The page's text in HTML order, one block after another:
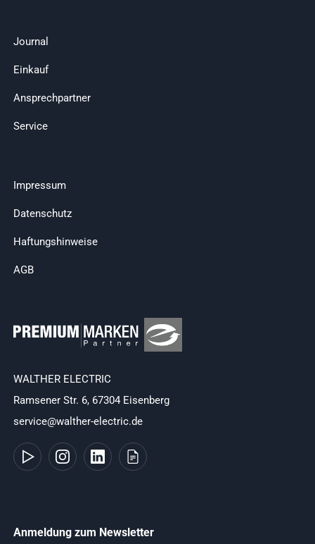
Journal
Einkauf
Ansprechpartner
Service
Impressum
Datenschutz
Haftungshinweise
AGB
WALTHER ELECTRIC
Ramsener Str. 6, 67304 Eisenberg
service@walther-electric.de
Anmeldung zum Newsletter